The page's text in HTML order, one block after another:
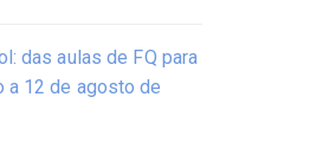
das aulas de FQ para
a 12 de agosto de